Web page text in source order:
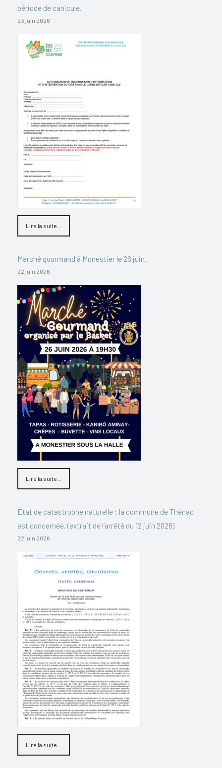
période de canicule.
23 juin 2026
Lire la suite...
Marché gourmand à Monestier le 26 juin.
22 juin 2026
Lire la suite...
Etat de catastrophe naturelle : la commune de Thénac
est concernée. (extrait de l’arrêté du 12 juin 2026)
22 juin 2026
Lire la suite...